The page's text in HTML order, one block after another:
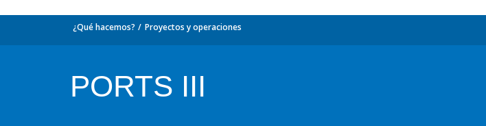
¿Qué hacemos? Proyectos y operaciones
PORTS III